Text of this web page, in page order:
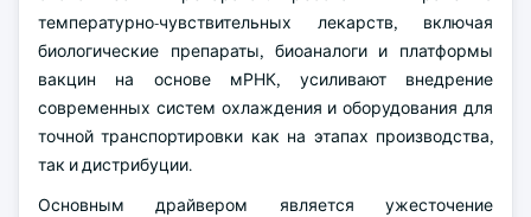
температурно-чувствительных лекарств, включая
биологические препараты, биоаналоги и платформы
вакцин на основе мРНК, усиливают внедрение
современных систем охлаждения и оборудования для
точной транспортировки как на этапах производства,
так и дистрибуции.
Основным драйвером является ужесточение